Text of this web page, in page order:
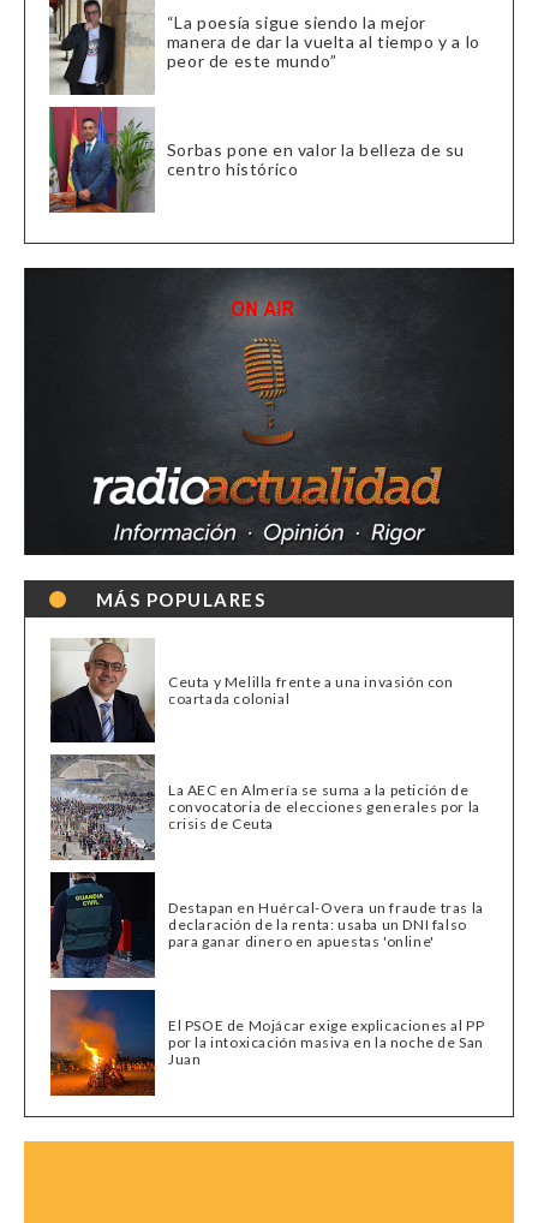
“La poesía sigue siendo la mejor
manera de dar la vuelta al tiempo y a lo
peor de este mundo”
Sorbas pone en valor la belleza de su
centro histórico
MÁS POPULARES
Ceuta y Melilla frente a una invasión con
coartada colonial
La AEC en Almería se suma a la petición de
convocatoria de elecciones generales por la
crisis de Ceuta
Destapan en Huércal-Overa un fraude tras la
declaración de la renta: usaba un DNI falso
para ganar dinero en apuestas 'online'
El PSOE de Mojácar exige explicaciones al PP
por la intoxicación masiva en la noche de San
Juan